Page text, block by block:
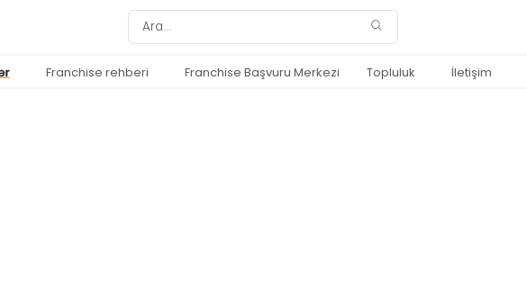
Franchise rehberi Franchise Başvuru Merkezi Topluluk İletişim